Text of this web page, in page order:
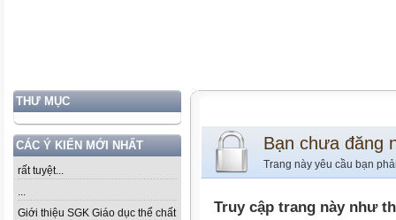
THƯ MỤC
CÁC Ý KIẾN MỚI NHẤT
rất tuyệt...
...
Giới thiệu SGK Giáo dục thể chất
Bạn chưa đăng
Trang này yêu cầu bạn
Truy cập trang này như